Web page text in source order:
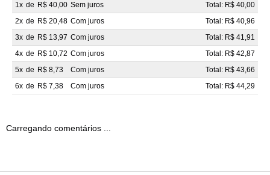
1x de R$ 40,00 Sem juros
Total: R$ 40,00
2x de R$ 20,48 Com juros
Total: R$ 40,96
3x de R$ 13,97 Com juros
Total: R$ 41,91
4x de R$ 10,72 Com juros
Total: R$ 42,87
5x de R$ 8,73 Com juros
Total: R$ 43,66
6x de R$ 7,38 Com juros Total: R$ 44,29
Carregando comentários ...